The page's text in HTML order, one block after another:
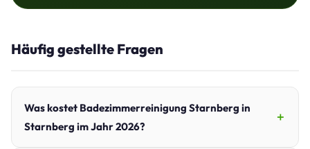
Häufig gestellte Fragen
Was kostet Badezimmerreinigung Starnberg in
Starnberg im Jahr 2026?